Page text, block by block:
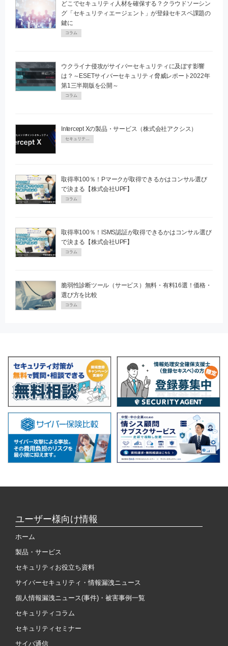
どこでセキュリティ人材を確保する？クラウドソーシン
グ「セキュリティエージェント」が登録セキスペ課題の
鍵に
コラム
ウクライナ侵攻がサイバーセキュリティに及ぼす影響
は？～ESETサイバーセキュリティ脅威レポート2022年
第1三半期版を公開～
コラム
Intercept Xの製品・サービス（株式会社アクシス）
取得率100％！Pマークが取得できるかはコンサル選び
で決まる【株式会社UPF】
コラム
取得率100％！ISMS認証が取得できるかはコンサル選び
で決まる【株式会社UPF】
コラム
脆弱性診断ツール（サービス）無料・有料16選！価格・
選び方を比較
コラム
ユーザー様向け情報
ホーム
製品・サービス
セキュリティお役立ち資料
サイバーセキュリティ・情報漏洩ニュース
個人情報漏洩ニュース(事件)・被害事例一覧
セキュリティコラム
セキュリティセミナー
サイバ通信